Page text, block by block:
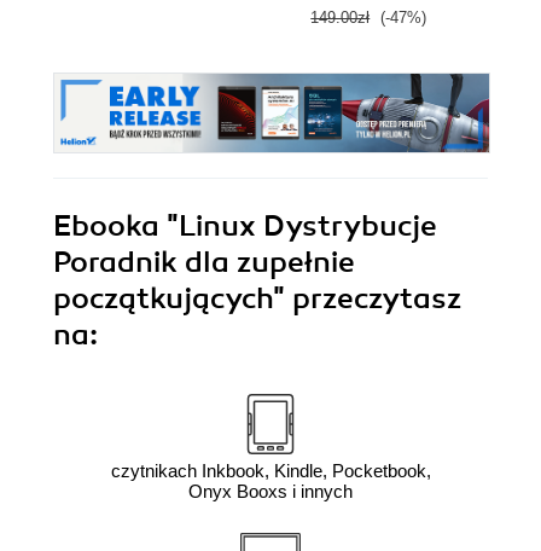
149.00zł (-47%)
Ebooka "Linux Dystrybucje
Poradnik dla zupełnie
początkujących" przeczytasz
na:
czytnikach Inkbook, Kindle, Pocketbook,
Onyx Booxs i innych